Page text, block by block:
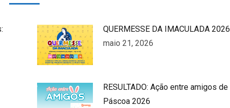
QUERMESSE DA IMACULADA 2026
maio 21, 2026
RESULTADO: Ação entre amigos de
Páscoa 2026